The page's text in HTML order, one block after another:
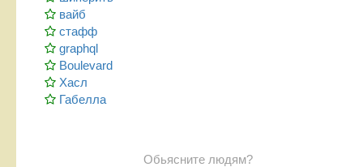
вайб
стафф
graphql
Boulevard
Хасл
Габелла
Обьясните людям?